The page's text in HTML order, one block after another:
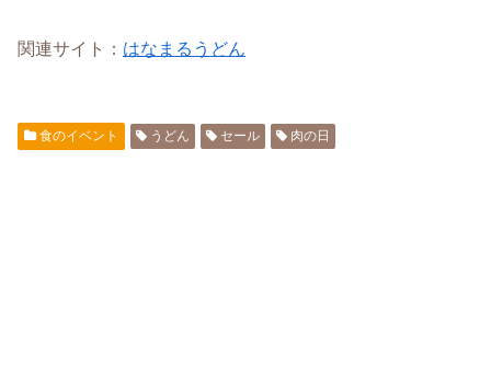
関連サイト： はなまるうどん
食のイベント うどん セール 肉の日